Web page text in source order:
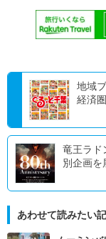
地域
経済
竜王ラド
別企画を
あわせて読みたい